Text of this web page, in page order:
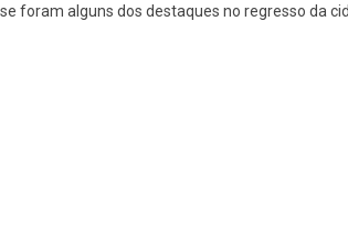
foram alguns dos destaques no regresso da